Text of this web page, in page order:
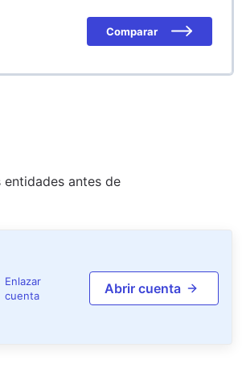
Comparar
antes de
Enlazar
cuenta
Abrir cuenta